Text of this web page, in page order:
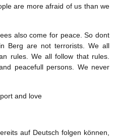
are more afraid of us than we
also come for peace. So dont
Berg are not terrorists. We all
rules. We all follow that rules.
peacefull persons. We never
and love
auf Deutsch folgen können,